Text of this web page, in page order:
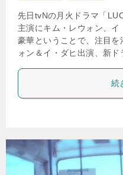
先日tvNの月火ドラマ「
主演にキム・レウォン、
豪華ということで、注目
ォン＆イ・ダヒ出演、新
続